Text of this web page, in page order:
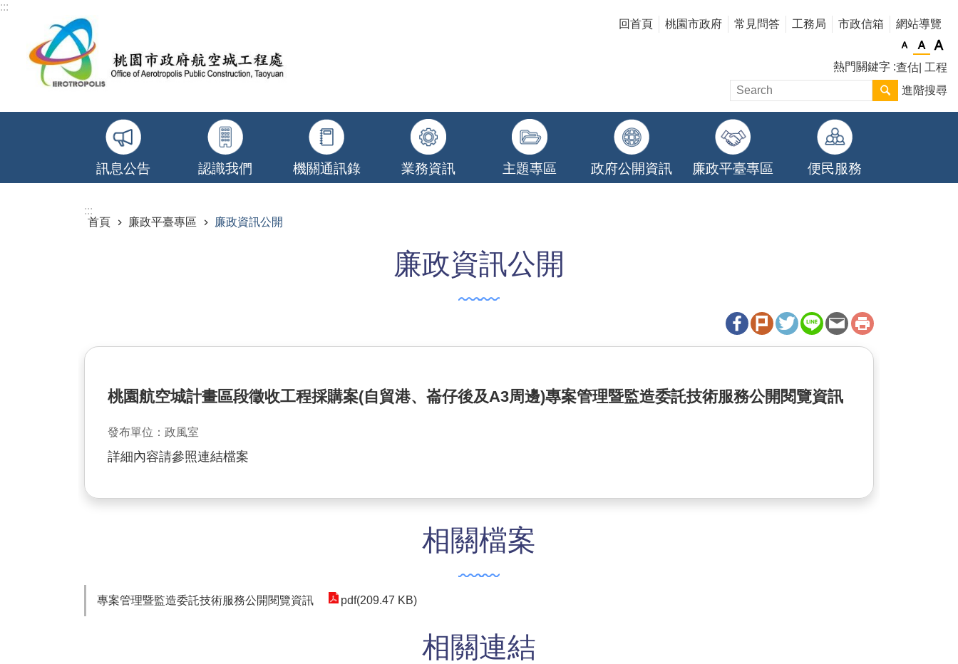
跳到主要內容區塊
:::
回首頁
桃園市政府 常見問答 工務局 市政信箱 網站導覽
熱門關鍵字 查估 工程
進階搜尋
訊息公告 認識我們 機關通訊錄 業務資訊 主題專區 政府公開資訊 廉政平臺專區 便民服務
:::
首頁
廉政平臺專區 廉政資訊公開
廉政資訊公開
桃園航空城計畫區段徵收工程採購案(自貿港、崙仔後及A3周邊)專案管理暨監造委託技術服務公開閱覽資訊
發布單位：政風室
詳細內容請參照連結檔案
相關檔案
專案管理暨監造委託技術服務公開閱覽資訊 pdf(209.47 KB)
相關連結